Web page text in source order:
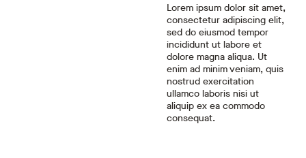
Lorem ipsum dolor sit amet,
consectetur adipiscing elit,
sed do eiusmod tempor
incididunt ut labore et
dolore magna aliqua. Ut
enim ad minim veniam, quis
nostrud exercitation
ullamco laboris nisi ut
aliquip ex ea commodo
consequat.